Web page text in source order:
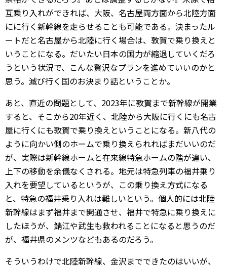
互乗り入れができれば、大阪、名古屋両方面から北陸方面
にに行く新幹線を走らせることも可能である。決まったル
ートだと名古屋から北陸に行く場合は、敦賀で乗り換えと
いうことになる。だいたい日本の国力が縮退していくだろ
うという状況で、こんな贅沢なプランを進めていいのかと
思う。滅び行く国のお決まり話ということか。
あと、直近の問題として、2023年に敦賀まで新幹線が開業
すると、そこから20年近く、北陸から大阪に行くにも名古
屋に行くにも敦賀で乗り換えということになる。新八代の
ように向かい側のホームで乗り換えられればまだいいのだ
が、実際は新幹線ホームと在来線特急ホームの階が違い、
上下の移動を余儀なくされる。地元は特急列車の福井乗り
入れを要望しているというが、この乗り換え方式になる
と、特急の福井乗り入れは難しいという。個人的には北陸
新幹線はまず福井まで開通させ、福井で特急に乗り換えに
したほうが、鯖江や武生も救われることになると思うのだ
が、福井県のメンツなどもあるのだろう。
そういうわけで北陸新幹線、金沢までできたのはいいが、